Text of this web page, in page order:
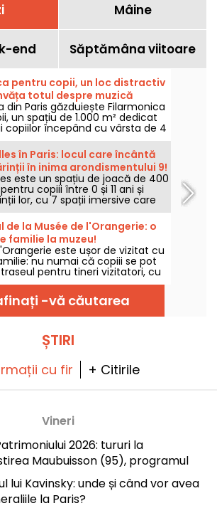
Mâine
end Săptămâna viitoare
pentru copii, un loc distractiv
totul despre muzică
din Paris găzduiește Filarmonica
un spațiu de 1.000 m² dedicat
copiilor începând cu vârsta de 4
De la copii mici la copii mai
ceva pentru toată lumea în
prietenos pentru copii!
în Paris: locul care încântă
în inima arondismentului 9!
este un spațiu de joacă de 400
copiii între 0 și 11 ani și
lor, cu 7 spații imersive care
tuturor copiilor, o cafenea
locale și seri de aperitiv.
de la Musée de l'Orangerie: o
familie la muzeu!
este ușor de vizitat cu
nu numai că copiii se pot
pentru tineri vizitatori, cu
scurte expuse în colecțiile
dar familiile pot acum să
adevărată investigație pe
cu noul joc Musée de l'Orangerie!
-vă căutarea
ȘTIRI
cu fir + Citirile
Vineri
2026: tururi la
Maubuisson (95), programul
lui Kavinsky: unde și când vor avea
la Paris?